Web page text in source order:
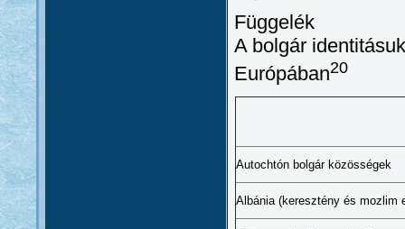
Függelék
A bolgár
Európában20
Autochtón bolgár közösségek
Albánia (keresztény és mozlim